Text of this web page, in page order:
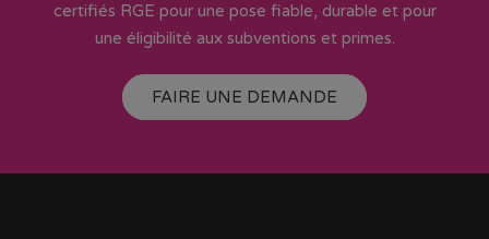
certifiés RGE pour une pose fiable, durable et pour
une éligibilité aux subventions et primes.
FAIRE UNE DEMANDE